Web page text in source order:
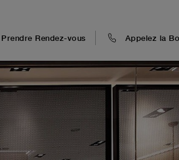
Prendre Rendez-vous Appelez la